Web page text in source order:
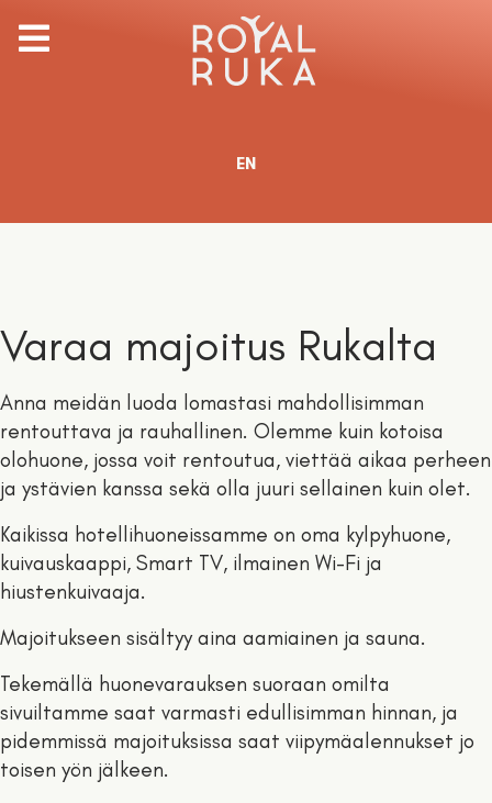
EN
Varaa majoitus Rukalta
Anna meidän luoda lomastasi mahdollisimman
rentouttava ja rauhallinen. Olemme kuin kotoisa
olohuone, jossa voit rentoutua, viettää aikaa perheen
ja ystävien kanssa sekä olla juuri sellainen kuin olet.
Kaikissa hotellihuoneissamme on oma kylpyhuone,
kuivauskaappi, Smart TV, ilmainen Wi-Fi ja
hiustenkuivaaja.
Majoitukseen sisältyy aina aamiainen ja sauna.
Tekemällä huonevarauksen suoraan omilta
sivuiltamme saat varmasti edullisimman hinnan, ja
pidemmissä majoituksissa saat viipymäalennukset jo
toisen yön jälkeen.